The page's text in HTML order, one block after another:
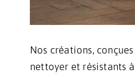
Nos créations,
nettoyer et résistants à